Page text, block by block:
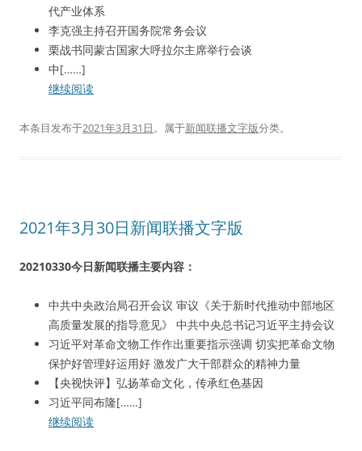
代产业体系
李克强主持召开国务院常务会议
栗战书同蒙古国家大呼拉尔主席举行会谈
中[……]
继续阅读
本条目发布于2021年3月31日。属于新闻联播文字版分类。
2021年3月30日新闻联播文字版
20210330今日新闻联播主要内容：
中共中央政治局召开会议 审议《关于新时代推动中部地区
高质量发展的指导意见》 中共中央总书记习近平主持会议
习近平对革命文物工作作出重要指示强调 切实把革命文物
保护好管理好运用好 激发广大干部群众的精神力量
【央视快评】弘扬革命文化，传承红色基因
习近平同布隆[……]
继续阅读